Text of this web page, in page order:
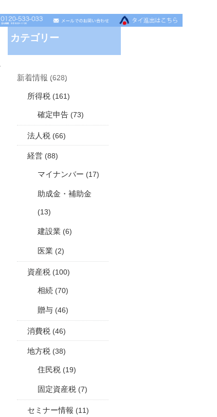
カテゴリー
新着情報 (628)
所得税 (161)
確定申告 (73)
法人税 (66)
経営 (88)
マイナンバー (17)
助成金・補助金
(13)
建設業 (6)
医業 (2)
資産税 (100)
相続 (70)
贈与 (46)
消費税 (46)
地方税 (38)
住民税 (19)
固定資産税 (7)
セミナー情報 (11)